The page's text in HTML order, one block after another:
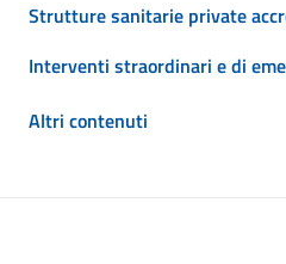
Strutture sanitarie private
Interventi straordinari e di
Altri contenuti